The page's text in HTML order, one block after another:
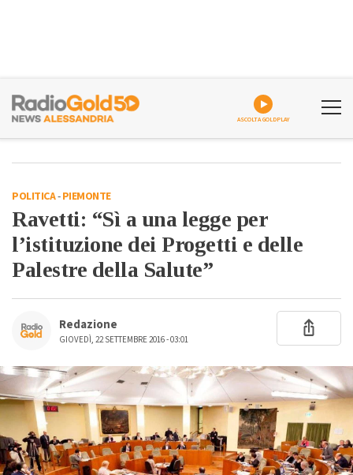
ASCOLTA GOLDPLAY
POLITICA-PIEMONTE
Ravetti: “Sì a una legge per
l’istituzione dei Progetti e delle
Palestre della Salute”
Redazione
GIOVEDÌ, 22 SETTEMBRE 2016 - 03:01